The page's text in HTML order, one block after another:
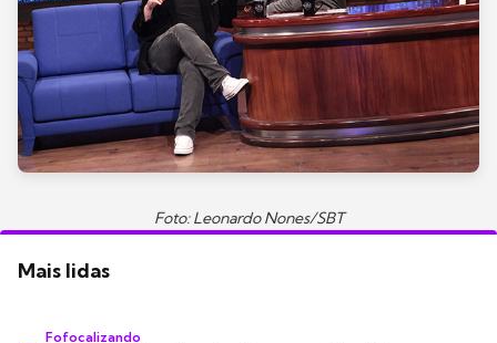
Foto: Leonardo Nones/SBT
Mais lidas
Fofocalizando